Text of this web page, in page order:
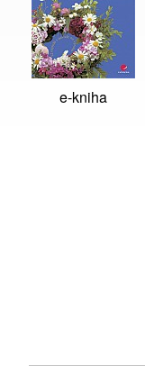
e-kniha